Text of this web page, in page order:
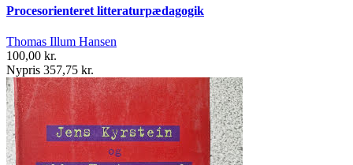
Procesorienteret litteraturpædagogik
Thomas Illum Hansen
100,00 kr.
Nypris 357,75 kr.